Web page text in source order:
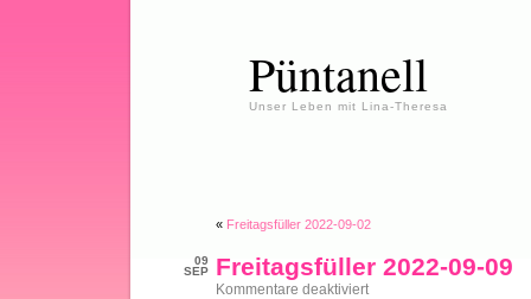
Püntanell
Unser Leben mit Lina-Theresa
« Freitagsfüller 2022-09-02
09
SEP
Freitagsfüller 2022-09-09
Kommentare deaktiviertfür